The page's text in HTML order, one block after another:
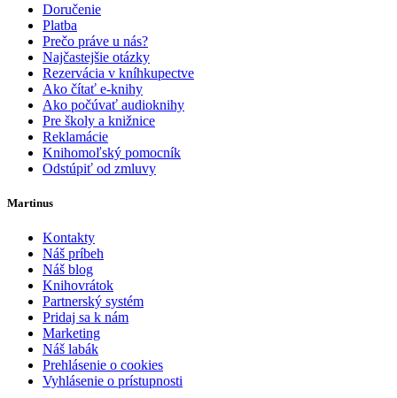
Doručenie
Platba
Prečo práve u nás?
Najčastejšie otázky
Rezervácia v kníhkupectve
Ako čítať e-knihy
Ako počúvať audioknihy
Pre školy a knižnice
Reklamácie
Knihomoľský pomocník
Odstúpiť od zmluvy
Martinus
Kontakty
Náš príbeh
Náš blog
Knihovrátok
Partnerský systém
Pridaj sa k nám
Marketing
Náš labák
Prehlásenie o cookies
Vyhlásenie o prístupnosti